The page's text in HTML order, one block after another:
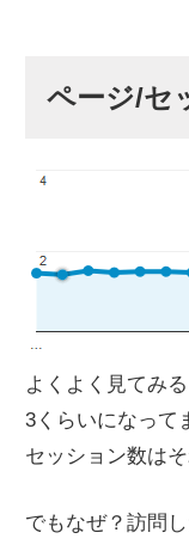
ページ/セ
よくよく見てみ
3くらいになって
セッション数は
でもなぜ？訪問